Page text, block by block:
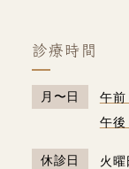
診療時間
月〜日
午
午
休診日 火曜